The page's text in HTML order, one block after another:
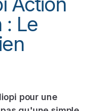
: Le
pour une